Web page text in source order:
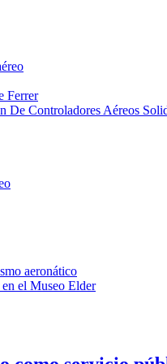
Ferrer
De Controladores Aéreos
aeronático
el Museo Elder